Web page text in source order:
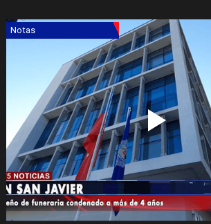
Notas